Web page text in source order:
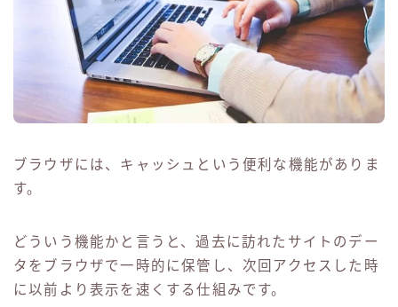
ブラウザには、キャッシュという便利な機能がありま
す。
どういう機能かと言うと、過去に訪れたサイトのデー
タをブラウザで一時的に保管し、次回アクセスした時
に以前より表示を速くする仕組みです。